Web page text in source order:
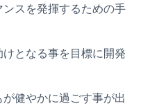
スを発揮するための手
となる事を目標に開発
健やかに過ごす事が出